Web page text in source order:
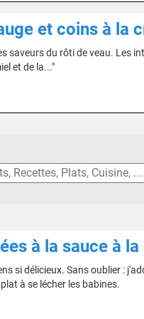
et coins à la
saveurs du rôti de veau. Les
et de la..."
à la sauce à la
si délicieux. Sans oublier :
à se lécher les babines.